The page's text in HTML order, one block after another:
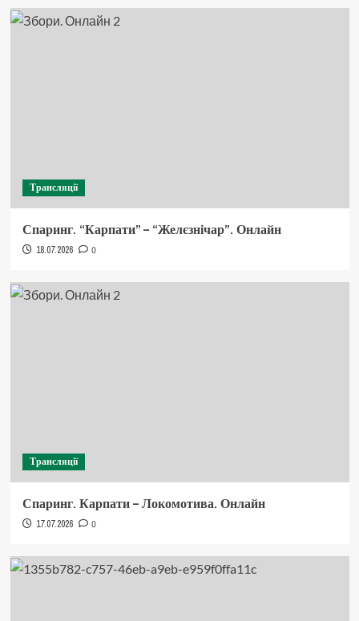
Трансляції
Спаринг. “Карпати” – “Желєзнічар”. Онлайн
18.07.2026 0
Трансляції
Спаринг. Карпати – Локомотива. Онлайн
17.07.2026 0